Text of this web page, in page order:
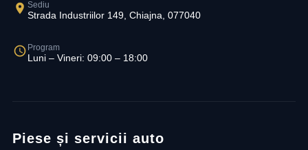
Sediu
Strada Industriilor 149, Chiajna, 077040
Program
Luni – Vineri: 09:00 – 18:00
Piese și servicii auto